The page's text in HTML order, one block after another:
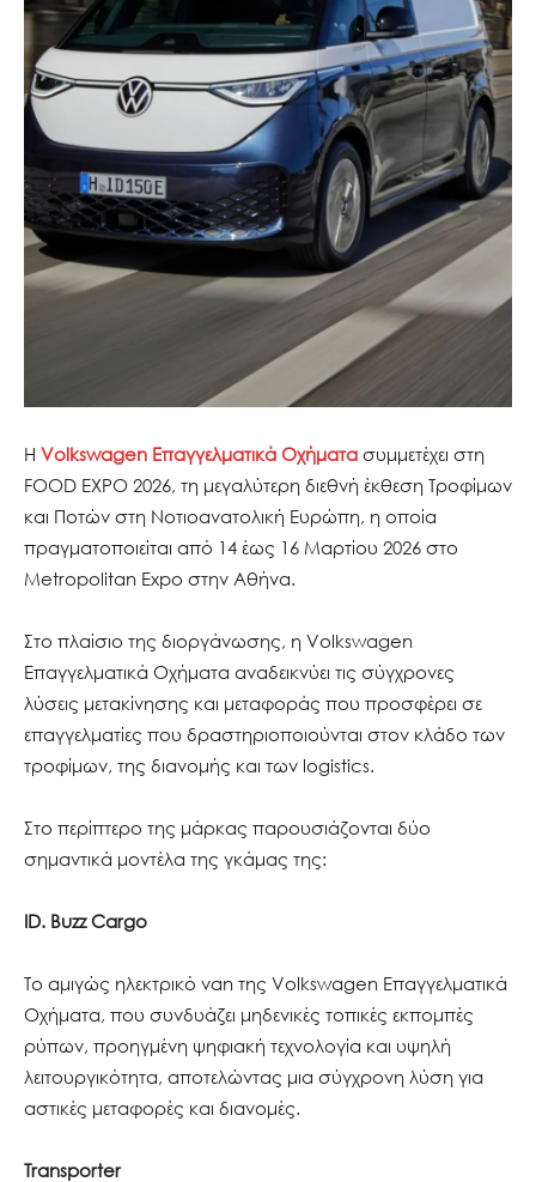
Η Volkswagen Επαγγελματικά Οχήματα συμμετέχει στη
FOOD EXPO 2026, τη μεγαλύτερη διεθνή έκθεση Τροφίμων
και Ποτών στη Νοτιοανατολική Ευρώπη, η οποία
πραγματοποιείται από 14 έως 16 Μαρτίου 2026 στο
Metropolitan Expo στην Αθήνα.
Στο πλαίσιο της διοργάνωσης, η Volkswagen
Επαγγελματικά Οχήματα αναδεικνύει τις σύγχρονες
λύσεις μετακίνησης και μεταφοράς που προσφέρει σε
επαγγελματίες που δραστηριοποιούνται στον κλάδο των
τροφίμων, της διανομής και των logistics.
Στο περίπτερο της μάρκας παρουσιάζονται δύο
σημαντικά μοντέλα της γκάμας της:
ID. Buzz Cargo
Το αμιγώς ηλεκτρικό van της Volkswagen Επαγγελματικά
Οχήματα, που συνδυάζει μηδενικές τοπικές εκπομπές
ρύπων, προηγμένη ψηφιακή τεχνολογία και υψηλή
λειτουργικότητα, αποτελώντας μια σύγχρονη λύση για
αστικές μεταφορές και διανομές.
Transporter